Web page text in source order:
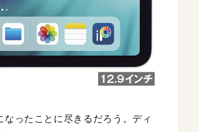
ったことに尽きるだろう。ディ